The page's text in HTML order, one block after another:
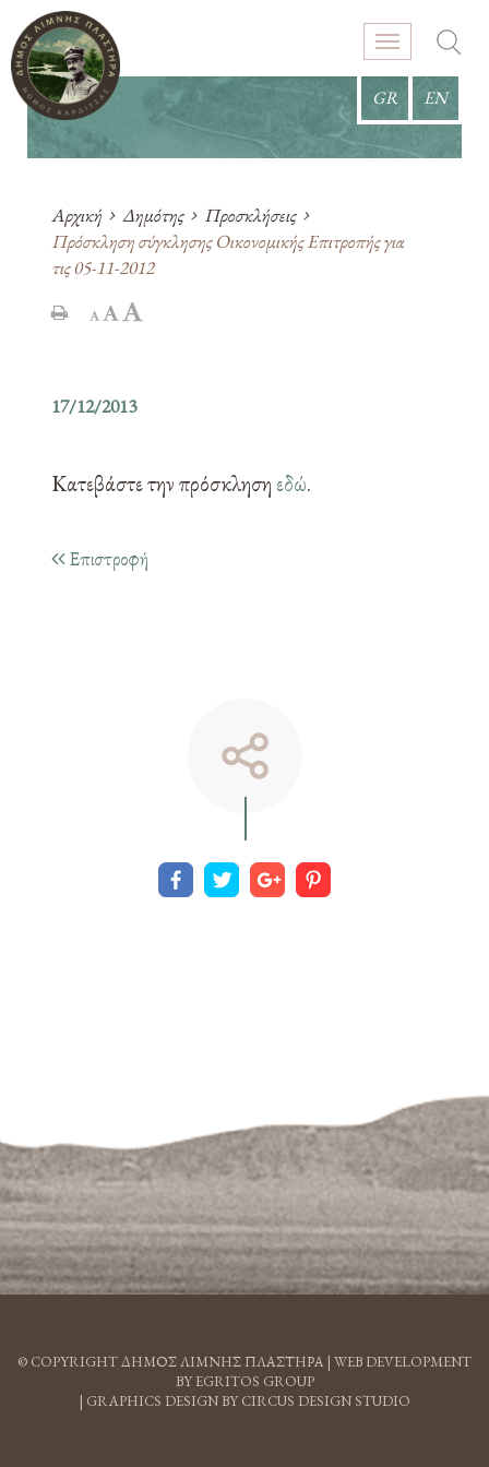
GR EN
Αρχική Δημότης
Προσκλήσεις
Πρόσκληση σύγκλησης Οικονομικής Επιτροπής για
τις 05-11-2012
17/12/2013
Κατεβάστε την πρόσκληση εδώ.
Επιστροφή
© COPYRIGHT ΔΗΜΟΣ ΛΙΜΝΗΣ ΠΛΑΣΤΗΡΑ | WEB DEVELOPMENT
BY EGRITOS GROUP
| GRAPHICS DESIGN BY CIRCUS DESIGN STUDIO